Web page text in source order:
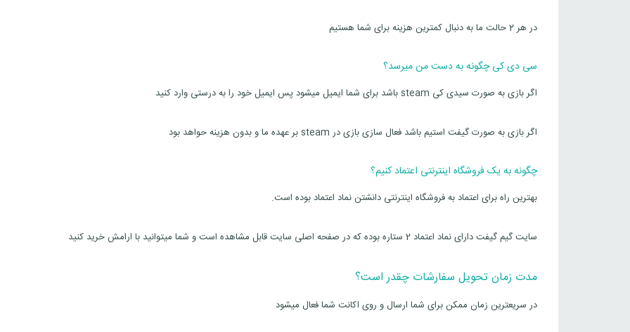
در هر 2 حالت ما به دنبال کمترین هزینه برای شما هستیم
سی دی کی چگونه به دست من میرسد؟
اگر بازی به صورت سیدی کی steam باشد برای شما ایمیل میشود پس ایمیل خود را به درستی وارد کنید
اگر بازی به صورت گیفت استیم باشد فعال سازی بازی در steam بر عهده ما و بدون هزینه حواهد بود
چگونه به یک فروشگاه اینترنتی اعتماد کنیم؟
بهترین راه برای اعتماد به فروشگاه اینترنتی دانشتن نماد اعتماد بوده است.
سایت گیم گیفت دارای نماد اعتماد 2 ستاره بوده که در صفحه اصلی سایت قابل مشاهده است و شما میتوانید با ارامش خرید کنید
مدت زمان تحویل سفارشات چقدر است؟
در سریعترین زمان ممکن برای شما ارسال و روی اکانت شما فعال میشود